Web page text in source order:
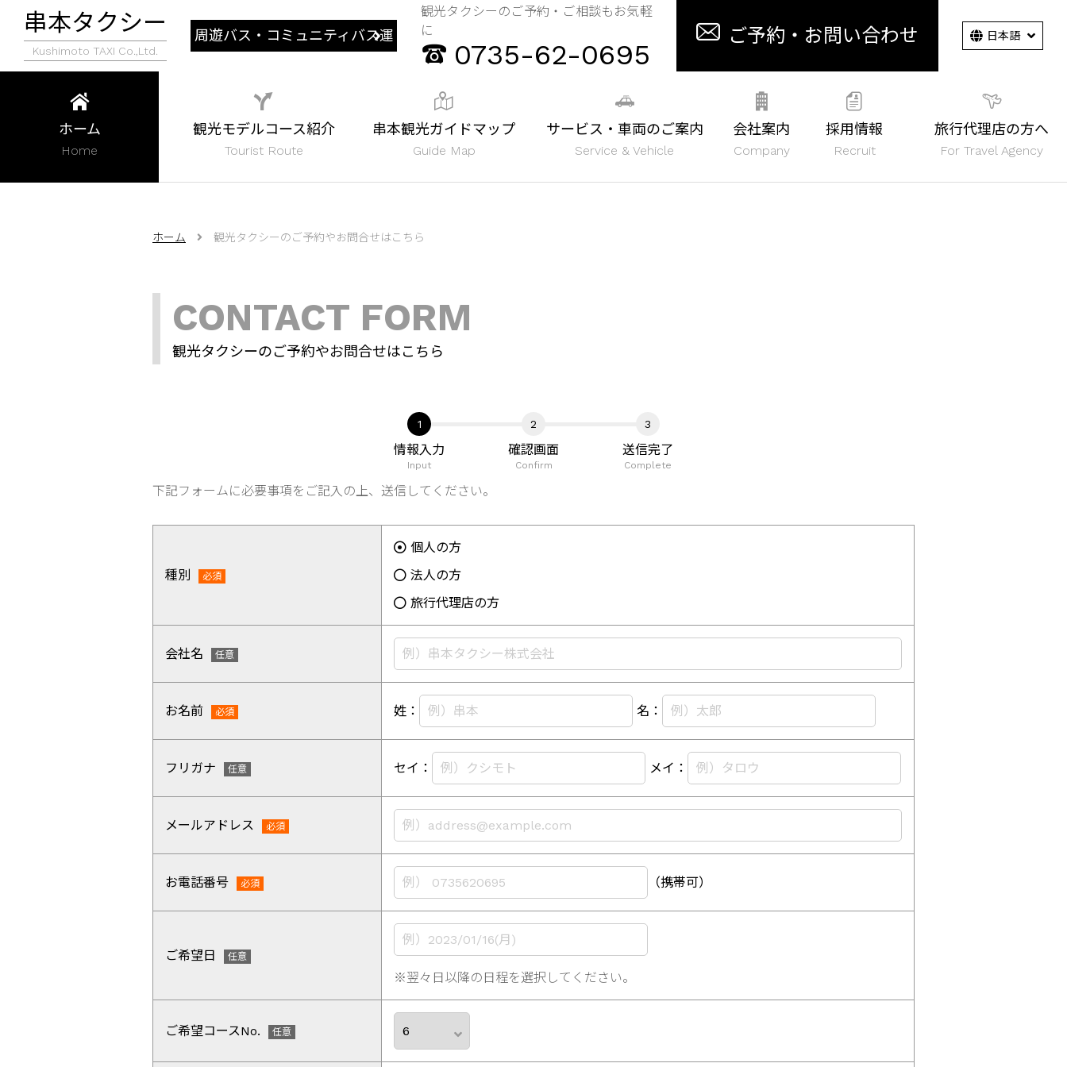
串本タクシー
Kushimoto TAXI Co.,Ltd.
周遊バス・コミュニティバス運
観光タクシーのご予約・ご相談もお気軽
に
0735-62-0695
ご予約・お問い合わせ
ホーム
Home
観光モデルコース紹介
Tourist Route
串本観光ガイドマップ
Guide Map
サービス・車両のご案内
Service & Vehicle
会社案内
Company
採用情報
Recruit
旅行代理店の方へ
For Travel Agency
ホーム 観光タクシーのご予約やお問合せはこちら
CONTACT FORM
観光タクシーのご予約やお問合せはこちら
情報入力
Input
確認画面
Confirm
送信完了
Complete
下記フォームに必要事項をご記入の上、送信してください。
種別
個人の方
法人の方
旅行代理店の方
会社名
お名前 姓： 名：
フリガナ セイ： メイ：
メールアドレス
お電話番号 （携帯可）
ご希望日
※翌々日以降の日程を選択してください。
ご希望コースNo.